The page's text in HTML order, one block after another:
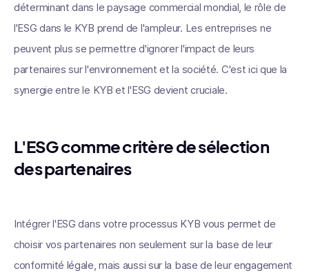
déterminant dans le paysage commercial mondial, le rôle de
l'ESG dans le KYB prend de l'ampleur. Les entreprises ne
peuvent plus se permettre d'ignorer l'impact de leurs
partenaires sur l'environnement et la société. C'est ici que la
synergie entre le KYB et l'ESG devient cruciale.
L'ESG comme critère de sélection
des partenaires
Intégrer l'ESG dans votre processus KYB vous permet de
choisir vos partenaires non seulement sur la base de leur
conformité légale, mais aussi sur la base de leur engagement